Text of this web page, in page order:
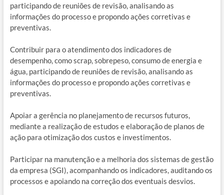
participando de reuniões de revisão, analisando as
informações do processo e propondo ações corretivas e
preventivas.
Contribuir para o atendimento dos indicadores de
desempenho, como scrap, sobrepeso, consumo de energia e
água, participando de reuniões de revisão, analisando as
informações do processo e propondo ações corretivas e
preventivas.
Apoiar a gerência no planejamento de recursos futuros,
mediante a realização de estudos e elaboração de planos de
ação para otimização dos custos e investimentos.
Participar na manutenção e a melhoria dos sistemas de gestão
da empresa (SGI), acompanhando os indicadores, auditando os
processos e apoiando na correção dos eventuais desvios.